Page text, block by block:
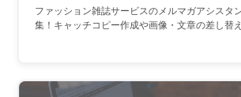
ファッション雑誌サービスのメルマガアシスタ
集！キャッチコピー作成や画像・文章の差し替